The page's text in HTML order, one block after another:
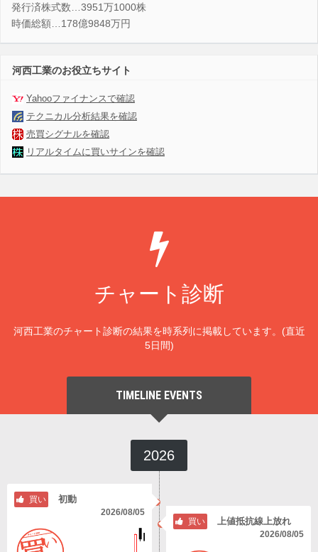
発行済株式数…3951万1000株
時価総額…178億9848万円
河西工業のお役立ちサイト
Yahooファイナンスで確認
テクニカル分析結果を確認
売買シグナルを確認
リアルタイムに買いサインを確認
チャート診断
河西工業のチャート診断の結果を時系列に掲載しています。(直近
5日間)
TIMELINE EVENTS
2026
買い 初動
2026/08/05
買い 上値抵抗線上放れ
2026/08/05